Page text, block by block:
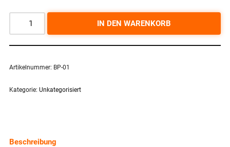
IN DEN WARENKORB
Artikelnummer: BP-01
Kategorie: Unkategorisiert
Beschreibung